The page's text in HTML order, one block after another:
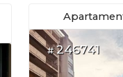
#246741